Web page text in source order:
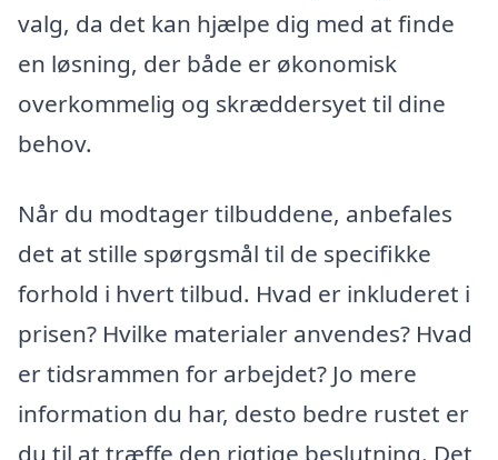
valg, da det kan hjælpe dig med at finde
en løsning, der både er økonomisk
overkommelig og skræddersyet til dine
behov.
Når du modtager tilbuddene, anbefales
det at stille spørgsmål til de specifikke
forhold i hvert tilbud. Hvad er inkluderet i
prisen? Hvilke materialer anvendes? Hvad
er tidsrammen for arbejdet? Jo mere
information du har, desto bedre rustet er
du til at træffe den rigtige beslutning. Det